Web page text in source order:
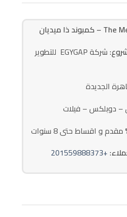
شركة EGYGAP للتطوير
الجديدة
دوبلكس – فيلات
مقدم و اقساط حتى 8 سنوات
+201559888373